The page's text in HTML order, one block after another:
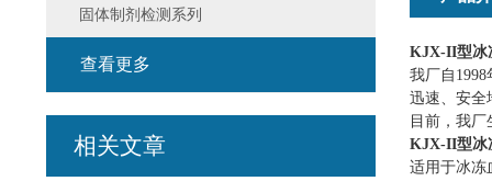
KJX-II型冰
我厂自 1998
迅速、安全
目前，我厂
KJX-II型冰
适用于冰冻
固体制剂检测系列
查看更多
相关文章